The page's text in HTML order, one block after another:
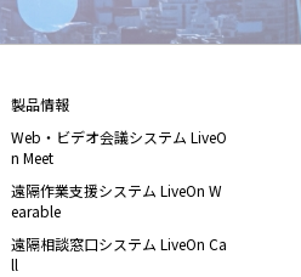
製品情報
Web・ビデオ会議システム LiveO
n Meet
遠隔作業支援システム LiveOn W
earable
遠隔相談窓口システム LiveOn Ca
ll